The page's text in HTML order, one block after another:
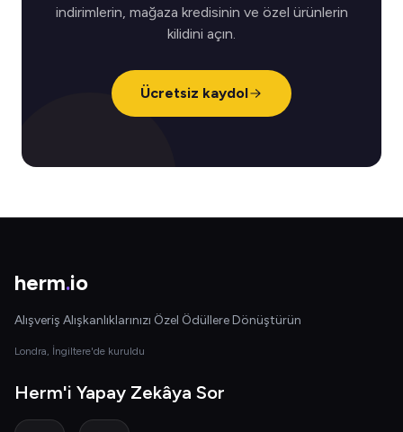
indirimlerin, mağaza kredisinin ve özel ürünlerin
kilidini açın.
Ücretsiz kaydol
herm.io
Alışveriş Alışkanlıklarınızı Özel Ödüllere Dönüştürün
Londra, İngiltere'de kuruldu
Herm'i Yapay Zekâya Sor